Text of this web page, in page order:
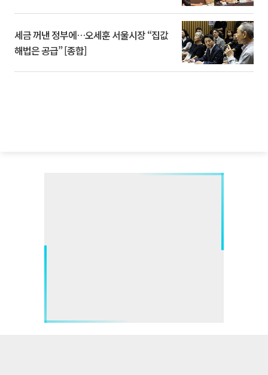
세금 꺼낸 정부에…오세훈 서울시장 “집값
해법은 공급” [종합]